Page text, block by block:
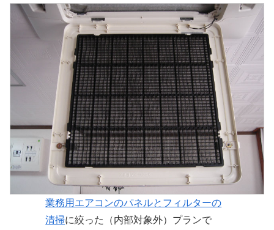
業務用エアコンのパネルとフィルターの
清掃に絞った（内部対象外）プランで